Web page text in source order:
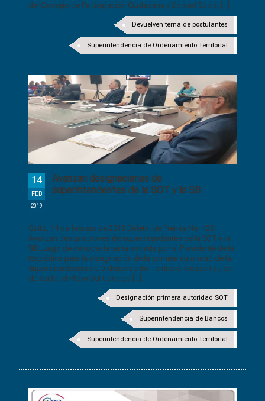
del Consejo de Participación Ciudadana y Control Social [...]
Devuelven terna de postulantes
Superintendencia de Ordenamiento Territorial
Avanzan designaciones de
superintendentes de la SOT y la SB
14
FEB
2019
Quito, 14 de febrero de 2019 Boletín de Prensa No. 429
Avanzan designaciones de superintendentes de la SOT y la
SB Luego de conocer la terna enviada por el Presidente de la
República para la designación de la primera autoridad de la
Superintendencia de Ordenamiento Territorial Gestión y Uso
de Suelo, el Pleno del Consejo [...]
Designación primera autoridad SOT
Superintendencia de Bancos
Superintendencia de Ordenamiento Territorial